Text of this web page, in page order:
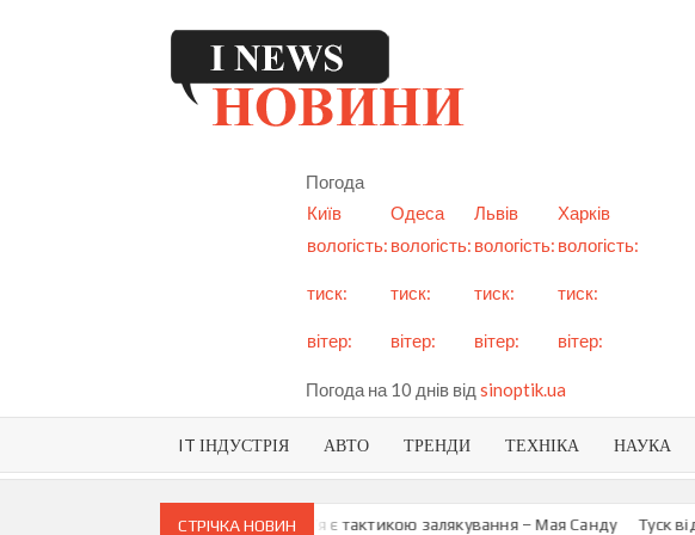
Погода
Київ
Одеса Львів
Харків
вологість:
тиск:
вітер:
вологість:
тиск:
вітер:
вологість:
тиск:
вітер:
вологість:
тиск:
вітер:
Погода на 10 днів від sinoptik.ua
IT ІНДУСТРІЯ АВТО ТРЕНДИ ТЕХНІКА НАУКА
СТРІЧКА НОВИН
можливу анексію Придністров’я є тактикою залякування – Мая Санду Туск